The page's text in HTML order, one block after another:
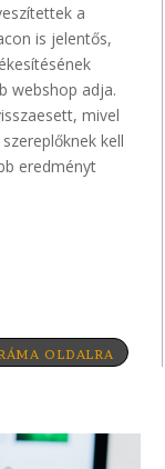
a
is jelentős,
webshop adja.
mivel
kell
eredményt
OLDALRA